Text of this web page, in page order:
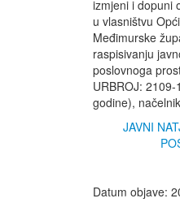
izmjeni i dopuni
u vlasništvu
Međimurske
raspisivanju
poslovnoga
URBROJ:
godine),
JAVNI
Datum objave: